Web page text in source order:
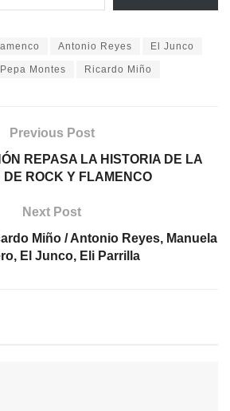
Antonio Reyes El Junco
Pepa Montes Ricardo Miño
Previous Post
REPASA LA HISTORIA DE LA
DE ROCK Y FLAMENCO
Next Post
Miño / Antonio Reyes, Manuela
El Junco, Eli Parrilla